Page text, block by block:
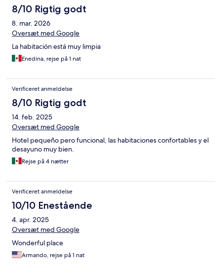
8/10 Rigtig godt
8. mar. 2026
Oversæt med Google
La habitación está muy limpia
Enedina, rejse på 1 nat
Verificeret anmeldelse
8/10 Rigtig godt
14. feb. 2025
Oversæt med Google
Hotel pequeño pero funcional, las habitaciones confortables y el
desayuno muy bien.
Rejse på 4 nætter
Verificeret anmeldelse
10/10 Enestående
4. apr. 2025
Oversæt med Google
Wonderful place
Armando, rejse på 1 nat